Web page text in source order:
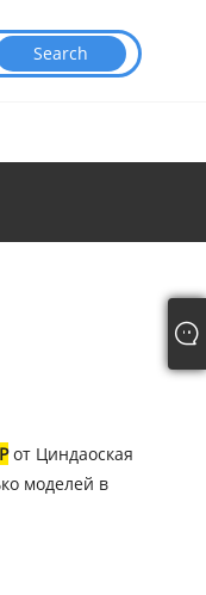
от Циндаоская
моделей в